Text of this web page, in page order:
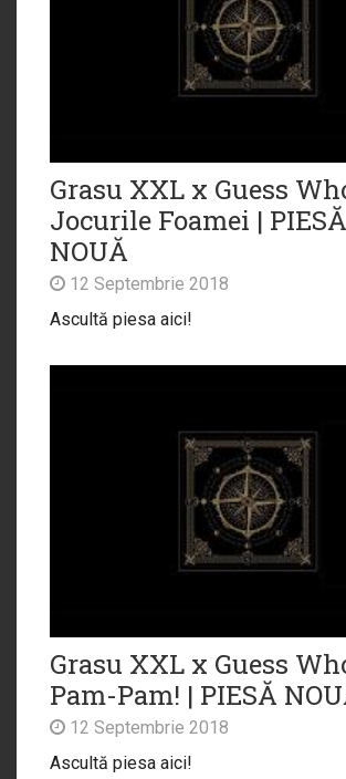
Grasu XXL x Guess
Jocurile Foamei | PIESĂ
NOUĂ
12 Septembrie 2018
Ascultă piesa aici!
Grasu XXL x Guess
Pam-Pam! | PIESĂ
12 Septembrie 2018
Ascultă piesa aici!